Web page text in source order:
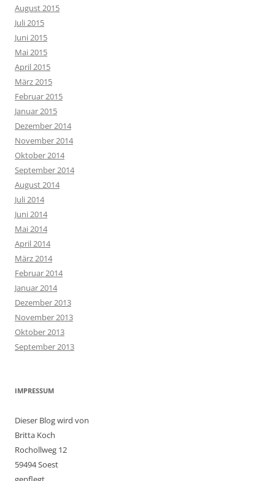
August 2015
Juli 2015
Juni 2015
Mai 2015
April 2015
März 2015
Februar 2015
Januar 2015
Dezember 2014
November 2014
Oktober 2014
September 2014
August 2014
Juli 2014
Juni 2014
Mai 2014
April 2014
März 2014
Februar 2014
Januar 2014
Dezember 2013
November 2013
Oktober 2013
September 2013
IMPRESSUM
Dieser Blog wird von
Britta Koch
Rochollweg 12
59494 Soest